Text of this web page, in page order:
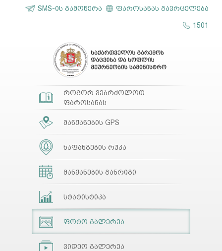
ფაროსანას გავრცელება
SMS-ის გამოწერა
1501
როგორ ვებრძოლოთ
ფაროსანას
მანქანების GPS
ხაფანგების რუკა
მანქანების განრიგი
სტატისტიკა
ფოტო გალერეა
ვიდეო გალერეა